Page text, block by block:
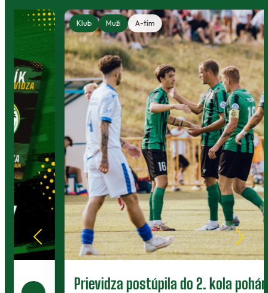
Klub Muži A-tím
Prievidza postúpila do 2. kola pohára.